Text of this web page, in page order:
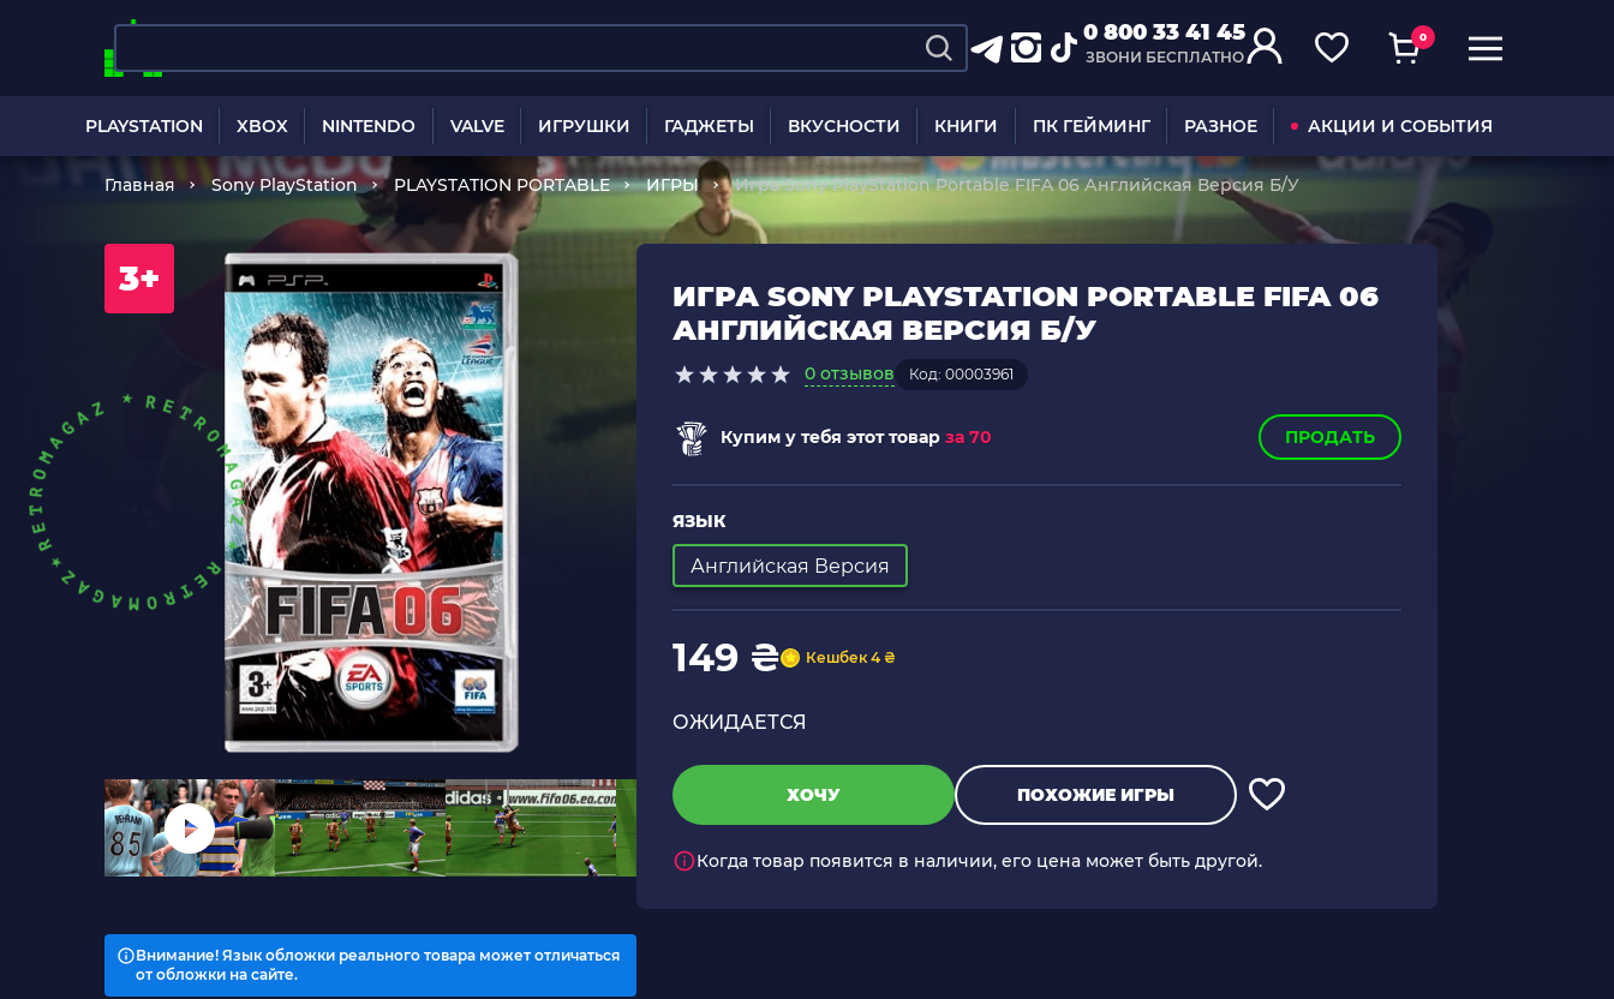
0 800 33 41 45
ЗВОНИ БЕСПЛАТНО
0
PLAYSTATION XBOX NINTENDO VALVE ИГРУШКИ ГАДЖЕТЫ ВКУСНОСТИ КНИГИ ПК ГЕЙМИНГ РАЗНОЕ АКЦИИ И СОБЫТИЯ
Главная Sony PlayStation PLAYSTATION PORTABLE ИГРЫ Игра Sony PlayStation Portable FIFA 06 Английская Версия Б/У
3+
Внимание! Язык обложки реального товара может отличаться
от обложки на сайте.
ИГРА SONY PLAYSTATION PORTABLE FIFA 06
АНГЛИЙСКАЯ ВЕРСИЯ Б/У
0 отзывов Код: 00003961
Купим у тебя этот товар за 70 ПРОДАТЬ
ЯЗЫК
Английская Версия
149 ₴ Кешбек 4 ₴
ОЖИДАЕТСЯ
ХОЧУ ПОХОЖИЕ ИГРЫ
Когда товар появится в наличии, его цена может быть другой.